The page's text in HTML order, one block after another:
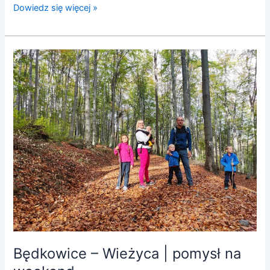
Dowiedz się więcej »
Będkowice – Wieżyca | pomysł na
Będkowice
–
Wieżyca
|
pomysł
na
weekend